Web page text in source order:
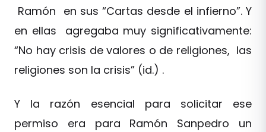
Ramón en sus “Cartas desde el infierno”. Y
en ellas agregaba muy significativamente:
“No hay crisis de valores o de religiones, las
religiones son la crisis” (id.) .
Y la razón esencial para solicitar ese
permiso era para Ramón Sanpedro un